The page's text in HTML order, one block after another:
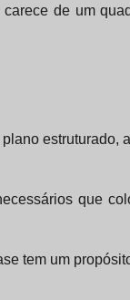
de um
estruturado,
que
tem um